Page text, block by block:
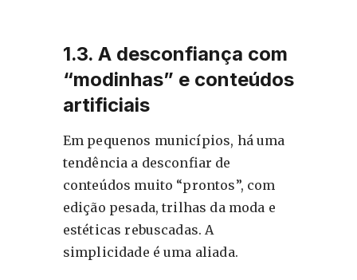
1.3. A desconfiança com
“modinhas” e conteúdos
artificiais
Em pequenos municípios, há uma
tendência a desconfiar de
conteúdos muito “prontos”, com
edição pesada, trilhas da moda e
estéticas rebuscadas. A
simplicidade é uma aliada.